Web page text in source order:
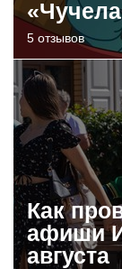
5 отзывов
Как
афиши
августа